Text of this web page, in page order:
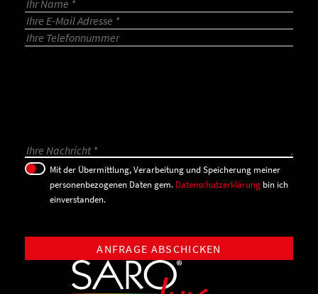
Mit der Übermittlung, Verarbeitung und Speicherung meiner
personenbezogenen Daten gem. Datenschutzerklärung bin ich
einverstanden.